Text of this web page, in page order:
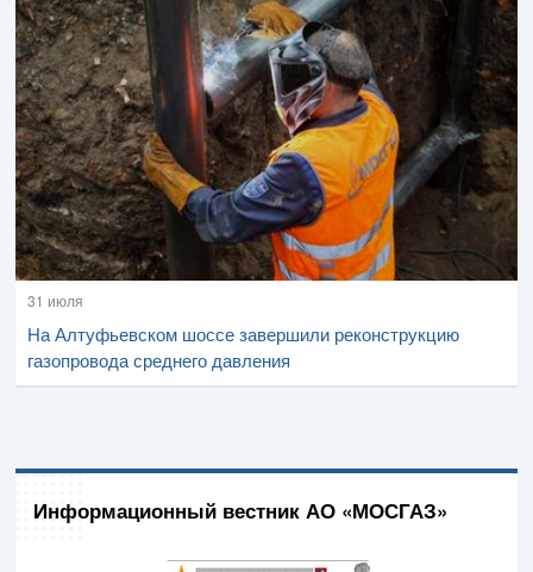
31 июля
На Алтуфьевском шоссе завершили реконструкцию
газопровода среднего давления
Информационный вестник АО «МОСГАЗ»